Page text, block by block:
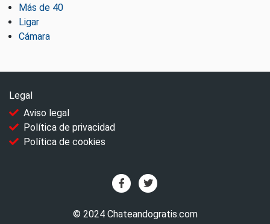
Más de 40
Ligar
Cámara
Legal
Aviso legal
Política de privacidad
Política de cookies
© 2024 Chateandogratis.com